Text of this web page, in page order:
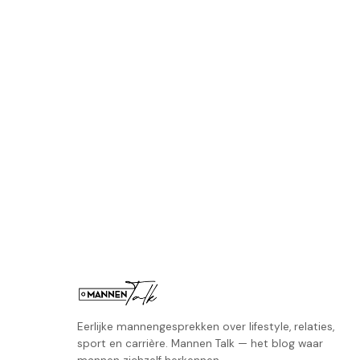
Eerlijke mannengesprekken over lifestyle, relaties,
sport en carrière. Mannen Talk — het blog waar